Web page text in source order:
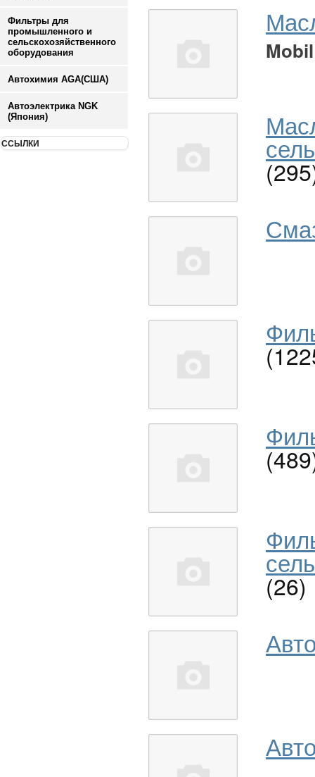
Фильтры для
промышленного и
сельскохозяйственного
оборудования
Автохимия AGA(США)
Автоэлектрика NGK
(Япония)
ССЫЛКИ
Mobil
(26)